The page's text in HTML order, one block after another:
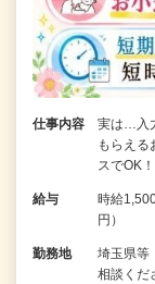
仕事内容
実は…入
もらえる
スでOK
給与
時給
円）
勤務地
埼玉県等
相談くだ